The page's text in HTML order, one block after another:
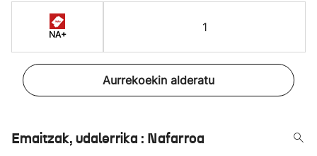
NA+
1
Aurrekoekin alderatu
Emaitzak, udalerrika : Nafarroa